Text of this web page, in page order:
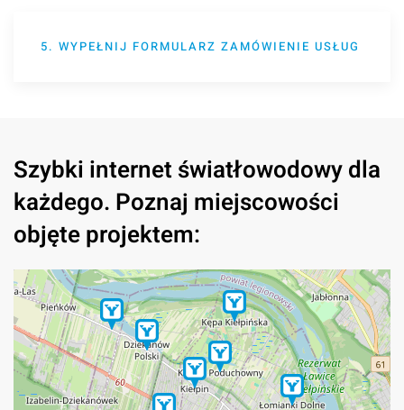
5. WYPEŁNIJ FORMULARZ ZAMÓWIENIE USŁUG
Szybki internet światłowodowy dla
każdego. Poznaj miejscowości
objęte projektem: